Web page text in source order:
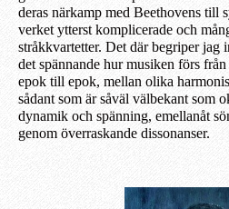
deras närkamp med Beethovens till
verketytterst komplicerade och
stråkkvartetter. Det där begriper jag
det spännande hur musiken förs
epok till epok, mellan olika
sådant som är såväl välbekant som
dynamik och spänning, emellanåt
genom överraskande dissonanser.